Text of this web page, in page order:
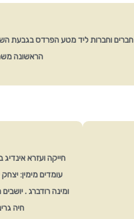
חברים וחברות ליד מטע הפרדס בגבעת
הראשונה
חייקה ועזרא אינדיג
עומדים מימין:
ומינה רודברג .
חיה